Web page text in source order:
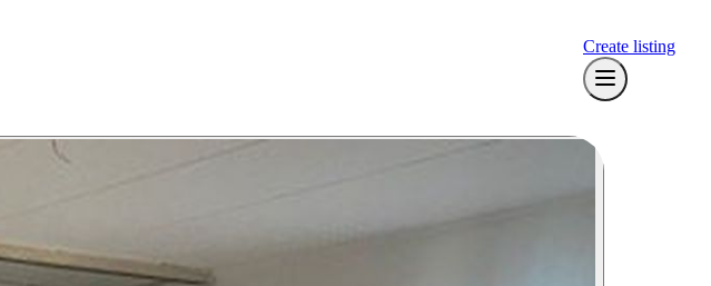
Create listing